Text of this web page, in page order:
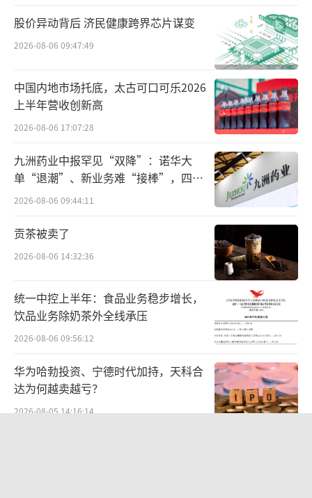
了3.5亿美元的贷款，用于在欧洲建立创新、可
持续和有竞争力的价值链。
此外，宝马、Folksam、高盛和大众集团
均宣布将参与注资Northvolt，投资金额达10亿
美元。大众集团还和Northvolt宣布将在德国萨
尔茨吉特建造另一家大型工厂，计划于2023年
至2024年间生产电动汽车锂离子电池。
根据金融数据和研究提供商PitchBook的
数据，Northvolt已筹集了142.6亿美元，其中
包括2023年的一轮12亿美元融资，用于扩大北
美业务。粗略计算，Northvolt每月就要烧掉1
亿美元。
尽管Northvolt在成立后获得了大规模的融
资和订单支持，但其发展并非一帆风顺。
股价异动背后 济民健康跨界芯片谋变
2026-08-06 09:47:49
中国内地市场托底，太古可口可乐2026
上半年营收创新高
2026-08-06 17:07:28
九洲药业中报罕见“双降”：诺华大
单“退潮”、新业务难“接棒”，四大
难关待闯
2026-08-06 09:44:11
贡茶被卖了
2026-08-06 14:32:36
统一中控上半年：食品业务稳步增长，
饮品业务除奶茶外全线承压
2026-08-06 09:56:12
华为哈勃投资、宁德时代加持，天科合
达为何越卖越亏？
2026-08-05 14:16:14